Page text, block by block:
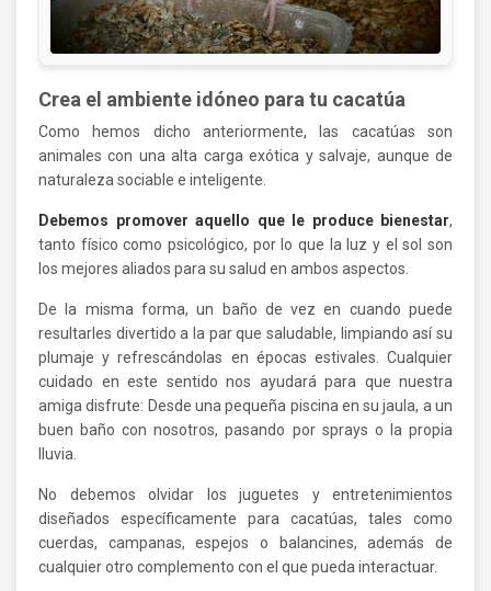
Crea el ambiente idóneo para tu cacatúa
Como hemos dicho anteriormente, las cacatúas son
animales con una alta carga exótica y salvaje, aunque de
naturaleza sociable e inteligente.
Debemos promover aquello que le produce bienestar,
tanto físico como psicológico, por lo que la luz y el sol son
los mejores aliados para su salud en ambos aspectos.
De la misma forma, un baño de vez en cuando puede
resultarles divertido a la par que saludable, limpiando así su
plumaje y refrescándolas en épocas estivales. Cualquier
cuidado en este sentido nos ayudará para que nuestra
amiga disfrute: Desde una pequeña piscina en su jaula, a un
buen baño con nosotros, pasando por sprays o la propia
lluvia.
No debemos olvidar los juguetes y entretenimientos
diseñados específicamente para cacatúas, tales como
cuerdas, campanas, espejos o balancines, además de
cualquier otro complemento con el que pueda interactuar.